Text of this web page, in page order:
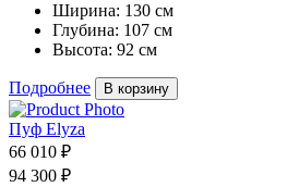
Ширина: 130 см
Глубина: 107 см
Высота: 92 см
Подробнее В корзину
Пуф Elyza
66 010 ₽
94 300 ₽